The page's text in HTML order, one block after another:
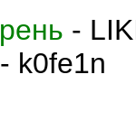
-
- k0fe1n